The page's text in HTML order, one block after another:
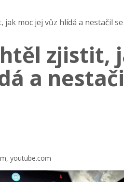
moc jej vůz hlídá a nestačil
zjistit,
a
youtube.com